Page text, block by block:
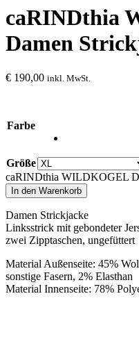
caRINDthia
Damen
€ 190,00 inkl. MwSt.
Farbe
Größe
caRINDthia WILDKOGEL
In den Warenkorb
Damen Strickjacke
Linksstrick mit gebondeter
zwei Zipptaschen, ungefüttert
Material Außenseite: 45%
sonstige Fasern, 2% Elasthan
Material Innenseite: 78%